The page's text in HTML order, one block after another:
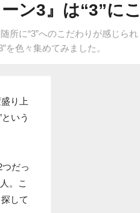
ン3』は“3”に
に“3”へのこだわりが感じら
色々集めてみました。
り上
いう
だっ
。こ
して